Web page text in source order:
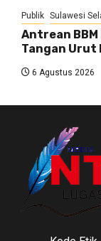
Publik Sulawesi
Antrean
Tangan Urut
6 Agustus 2026